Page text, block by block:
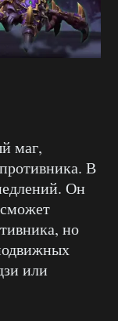
маг,
В
Он
но
или